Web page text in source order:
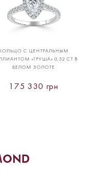
КОЛЬЦО С ЦЕНТРАЛЬНЫМ
«ГРУША» 0,52 CT В
БЕЛОМ ЗОЛОТЕ
175 330 грн